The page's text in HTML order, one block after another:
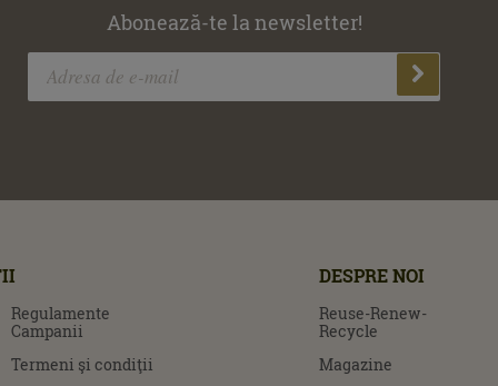
Abonează-te la newsletter!
Regulamente
Campanii
Termeni şi condiţii
DESPRE NOI
Reuse-Renew-
Recycle
Magazine